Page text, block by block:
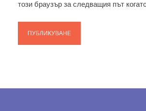
този браузър за следващия път